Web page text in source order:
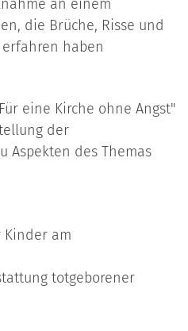
an einem
die Brüche, Risse und
haben
eine Kirche ohne Angst"
der
Aspekten des Themas
Kinder am
totgeborener